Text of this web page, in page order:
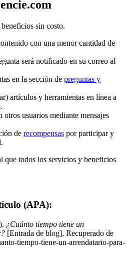
sin costo.
con una menor cantidad de
será notificado en su correo al
en la sección de preguntas y
artículos y herramientas en línea a
otros usuarios mediante mensajes
de recompensas por participar y
que todos los servicios y beneficios
(APA):
¿Cuánto tiempo tiene un
[Entrada de blog]. Recuperado de
tiempo-tiene-un-arrendatario-para-